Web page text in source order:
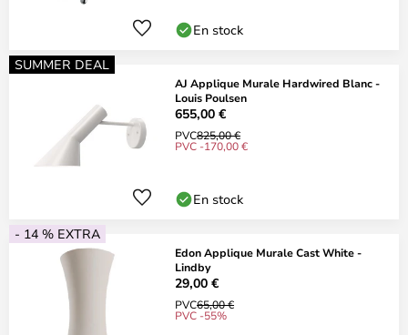
En stock
SUMMER DEAL
AJ Applique Murale Hardwired Blanc -
Louis Poulsen
655,00 €
PVC825,00 €
PVC -170,00 €
En stock
- 14 % EXTRA
Edon Applique Murale Cast White -
Lindby
29,00 €
PVC65,00 €
PVC -55%